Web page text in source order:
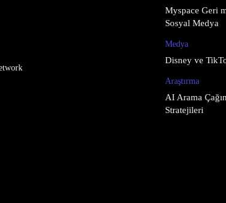
Myspace Geri
Sosyal Medya
Medya
Disney ve
Araştırma
AI Arama
Stratejileri